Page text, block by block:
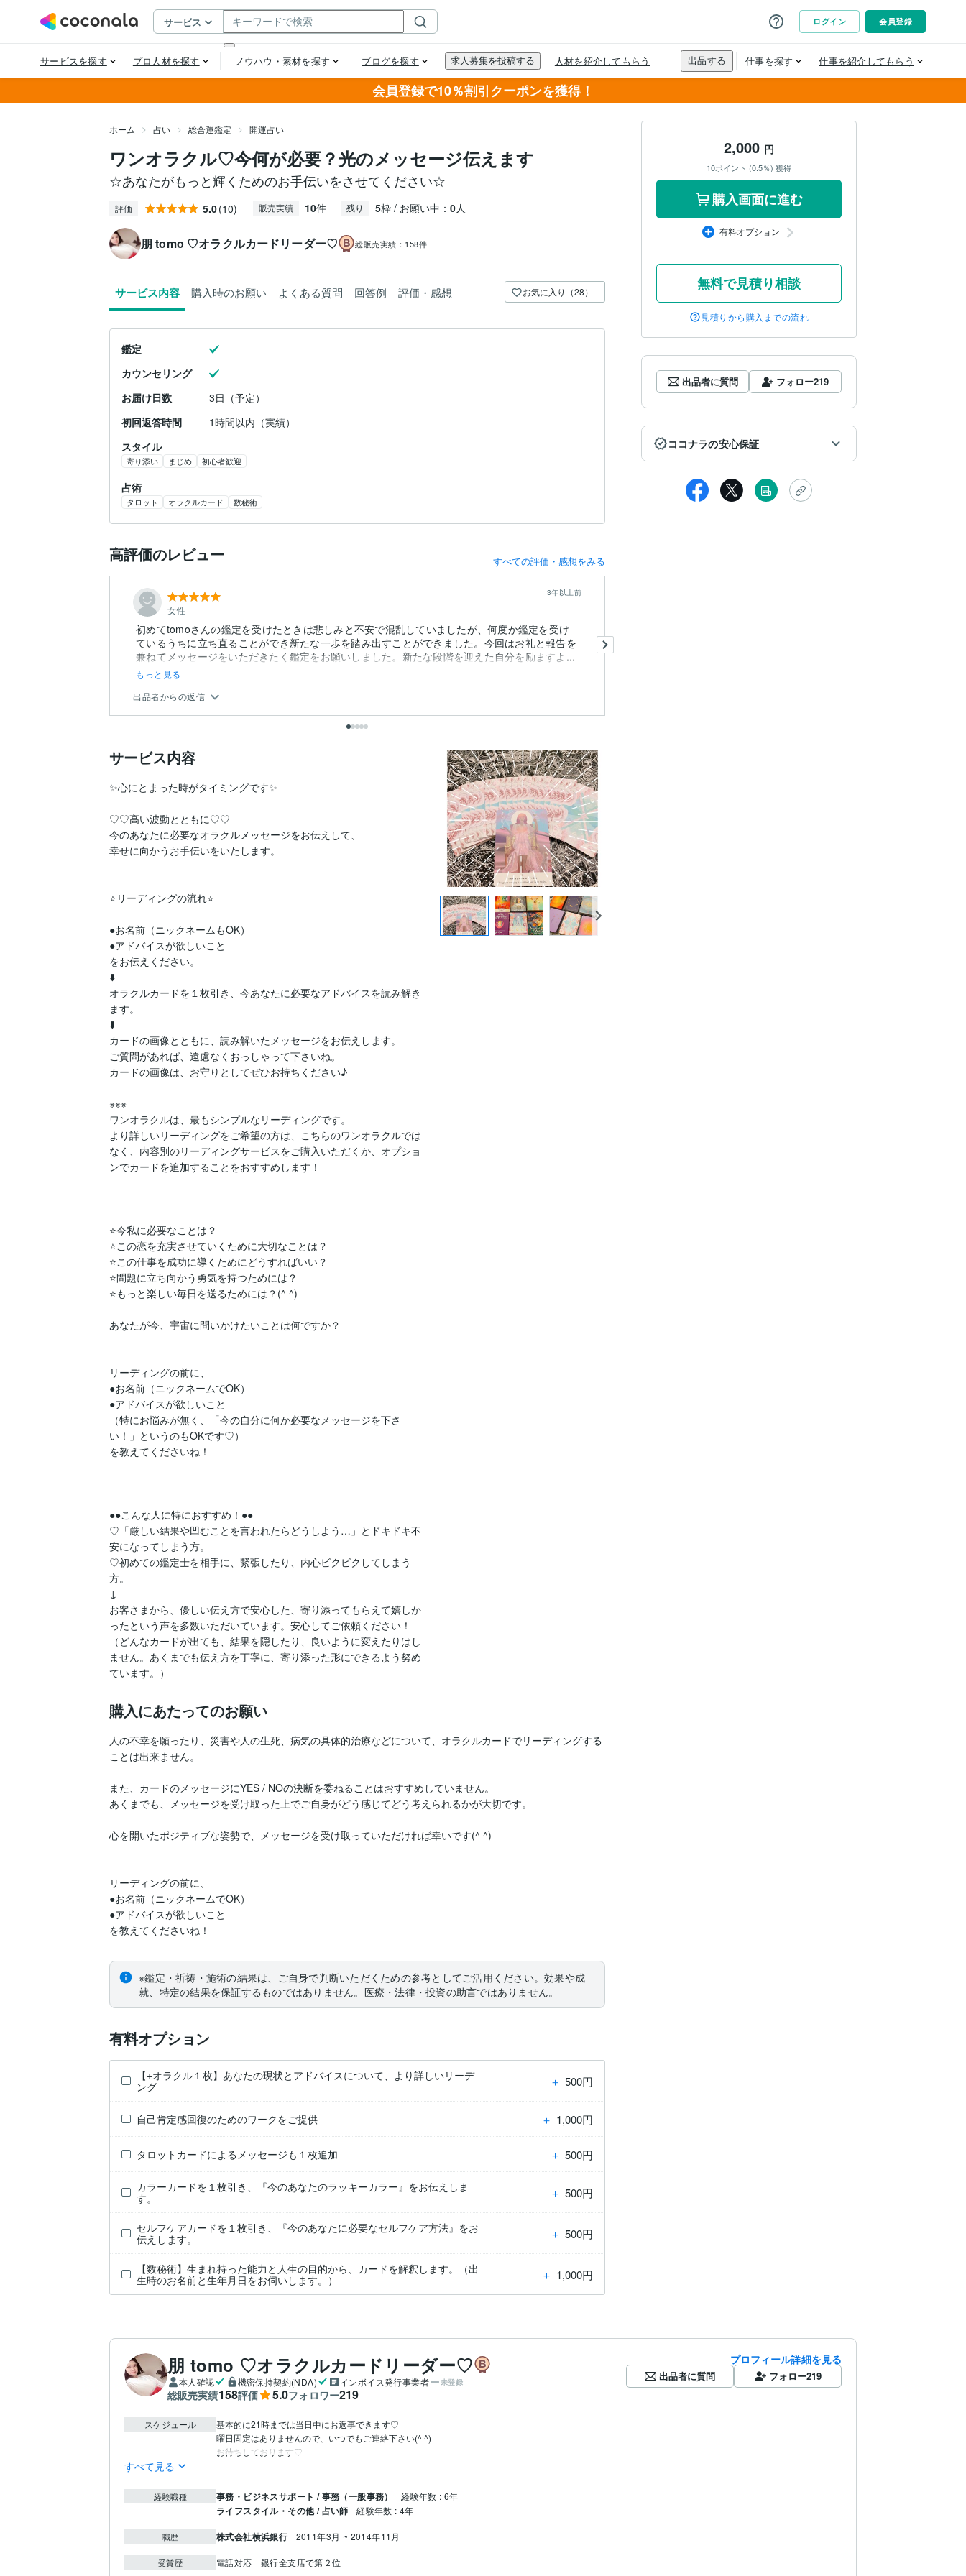
会員登録で10％割引クーポンを獲得！
ホーム 占い 総合運鑑定 開運占い
ワンオラクル♡今何が必要？光のメッセージ伝えます
☆あなたがもっと輝くためのお手伝いをさせてください☆
評価 5.0(10) 販売実績 10件 残り 5枠 / お願い中： 0人
朋 tomo ♡オラクルカードリーダー♡ 総販売実績： 158件
サービス内容 購入時のお願い よくある質問 回答例 評価・感想 お気に入り（28）
鑑定
カウンセリング
お届け日数
3日（予定）
初回返答時間
1時間以内（実績）
スタイル
寄り添い まじめ 初心者歓迎
占術
タロット オラクルカード 数秘術
高評価のレビュー すべての評価・感想をみる
女性
3年以上前
初めてtomoさんの鑑定を受けたときは悲しみと不安で混乱していましたが、何度か鑑定を受け
ているうちに立ち直ることができ新たな一歩を踏み出すことができました。今回はお礼と報告を
兼ねてメッセージをいただきたく鑑定をお願いしました。新たな段階を迎えた自分を励ますよ...
もっと見る
出品者からの返信
サービス内容
✨心にとまった時がタイミングです✨
♡♡高い波動とともに♡♡
今のあなたに必要なオラクルメッセージをお伝えして、
幸せに向かうお手伝いをいたします。
⭐️リーディングの流れ⭐️
●お名前（ニックネームもOK）
●アドバイスが欲しいこと
をお伝えください。
⬇️
オラクルカードを１枚引き、今あなたに必要なアドバイスを読み解き
ます。
⬇️
カードの画像とともに、読み解いたメッセージをお伝えします。
ご質問があれば、遠慮なくおっしゃって下さいね。
カードの画像は、お守りとしてぜひお持ちください♪
※※※
ワンオラクルは、最もシンプルなリーディングです。
より詳しいリーディングをご希望の方は、こちらのワンオラクルでは
なく、内容別のリーディングサービスをご購入いただくか、オプショ
ンでカードを追加することをおすすめします！
⭐️今私に必要なことは？
⭐️この恋を充実させていくために大切なことは？
⭐️この仕事を成功に導くためにどうすればいい？
⭐️問題に立ち向かう勇気を持つためには？
⭐️もっと楽しい毎日を送るためには？(^ ^)
あなたが今、宇宙に問いかけたいことは何ですか？
リーディングの前に、
●お名前（ニックネームでOK）
●アドバイスが欲しいこと
（特にお悩みが無く、「今の自分に何か必要なメッセージを下さ
い！」というのもOKです♡）
を教えてくださいね！
●●こんな人に特におすすめ！●●
♡「厳しい結果や凹むことを言われたらどうしよう…」とドキドキ不
安になってしまう方。
♡初めての鑑定士を相手に、緊張したり、内心ビクビクしてしまう
方。
↓
お客さまから、優しい伝え方で安心した、寄り添ってもらえて嬉しか
ったという声を多数いただいています。安心してご依頼ください！
（どんなカードが出ても、結果を隠したり、良いように変えたりはし
ません。あくまでも伝え方を丁寧に、寄り添った形にできるよう努め
購入にあたってのお願い
人の不幸を願ったり、災害や人の生死、病気の具体的治療などについて、オラクルカードでリーディングする
ことは出来ません。
また、カードのメッセージにYES / NOの決断を委ねることはおすすめしていません。
あくまでも、メッセージを受け取った上でご自身がどう感じてどう考えられるかが大切です。
心を開いたポジティブな姿勢で、メッセージを受け取っていただければ幸いです(^ ^)
リーディングの前に、
●お名前（ニックネームでOK）
●アドバイスが欲しいこと
を教えてくださいね！
※鑑定・祈祷・施術の結果は、ご自身で判断いただくための参考としてご活用ください。効果や成
就、特定の結果を保証するものではありません。医療・法律・投資の助言ではありません。
有料オプション
【+オラクル１枚】あなたの現状とアドバイスについて、より詳しいリーデ
ング
＋ 500円
自己肯定感回復のためのワークをご提供 ＋ 1,000円
タロットカードによるメッセージも１枚追加 ＋ 500円
カラーカードを１枚引き、『今のあなたのラッキーカラー』をお伝えしま
す。
＋ 500円
セルフケアカードを１枚引き、『今のあなたに必要なセルフケア方法』をお
伝えします。
＋ 500円
【数秘術】生まれ持った能力と人生の目的から、カードを解釈します。（出
生時のお名前と生年月日をお伺いします。）
＋ 1,000円
2,000 円
10ポイント (0.5％) 獲得
購入画面に進む
有料オプション
無料で見積り相談
見積りから購入までの流れ
出品者に質問 フォロー219
ココナラの安心保証
朋 tomo ♡オラクルカードリーダー♡
本人確認 機密保持契約(NDA) インボイス発行事業者 未登録
総販売実績158評価 5.0フォロワー219
プロフィール詳細を見る
出品者に質問 フォロー219
スケジュール
基本的に21時までは当日中にお返事できます♡
曜日固定はありませんので、いつでもご連絡下さい(^ ^)
お待ちしております♡
すべて見る
経験職種 事務・ビジネスサポート / 事務（一般事務） 経験年数 : 6年
ライフスタイル・その他 / 占い師 経験年数 : 4年
職歴 株式会社横浜銀行 2011年3月 ~ 2014年11月
受賞歴 電話対応　銀行全支店で第２位